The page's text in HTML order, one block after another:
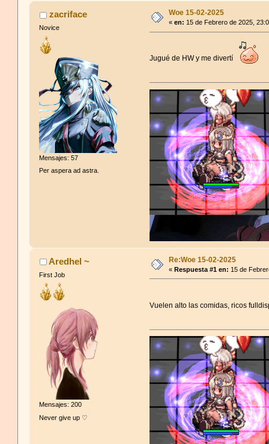
zacriface
Novice
Mensajes: 57
Per aspera ad astra.
Woe 15-02-2025
«en: 15 de Febrero de 2025,
Jugué de HW y me divertí
SpoilerforHidden:
Aredhel ~
First Job
Mensajes: 200
Never give up ♡
Re:Woe 15-02-2025
«Respuesta #1 en: 15 de
Vuelen alto las comidas, ricos